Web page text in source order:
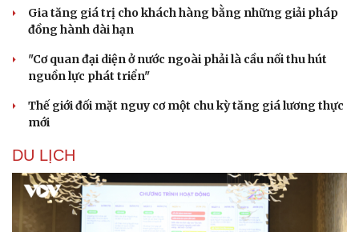
Gia tăng giá trị cho khách hàng bằng những giải pháp
đồng hành dài hạn
"Cơ quan đại diện ở nước ngoài phải là cầu nối thu hút
nguồn lực phát triển"
Thế giới đối mặt nguy cơ một chu kỳ tăng giá lương thực
mới
DU LỊCH